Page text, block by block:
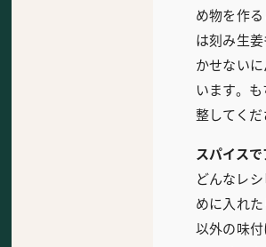
め物を作
は刻み生
かせない
います。
整してく
スパイス
どんなレ
めに入れ
以外の味